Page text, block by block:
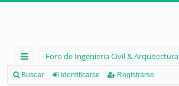
nl
Foro de Ingenieria Civil & Arquitectura
Buscar Identificarse Registrarse